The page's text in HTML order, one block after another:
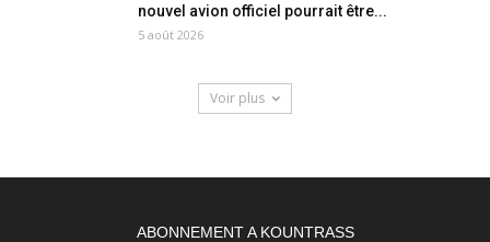
nouvel avion officiel pourrait être...
5 août 2026
Voir plus
ABONNEMENT A KOUNTRASS